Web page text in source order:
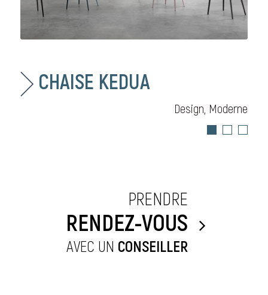
CHAISE KEDUA
Design, Moderne
PRENDRE
RENDEZ-VOUS
AVEC UN CONSEILLER